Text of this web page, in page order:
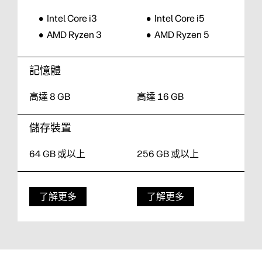
Intel Core i3
AMD Ryzen 3
Intel Core i5
AMD Ryzen 5
記憶體
高達 8 GB 高達 16 GB
儲存裝置
64 GB 或以上 256 GB 或以上
了解更多 了解更多